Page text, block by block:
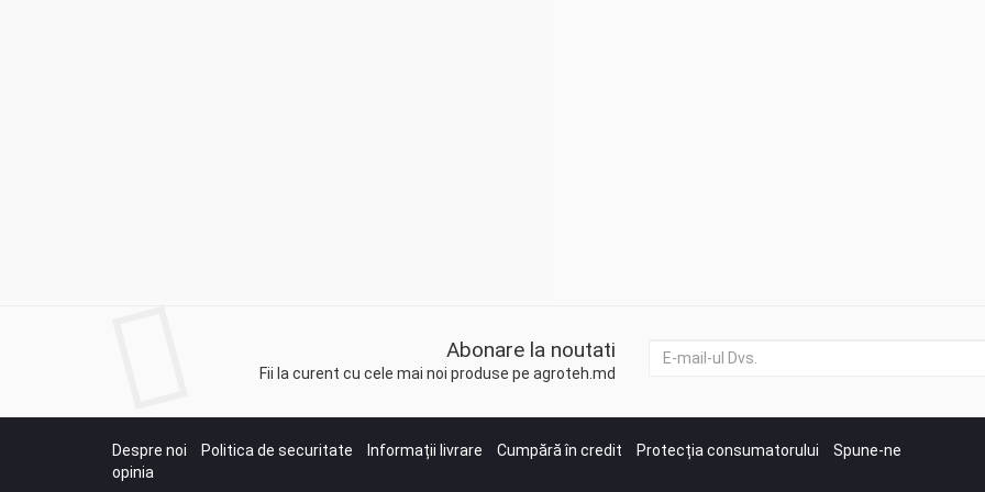
Abonare la noutati
Fii la curent cu cele mai noi produse pe agroteh.md
Despre noi Politica de securitate Informații livrare Cumpără în credit Protecția consumatorului
Spune-ne
opinia